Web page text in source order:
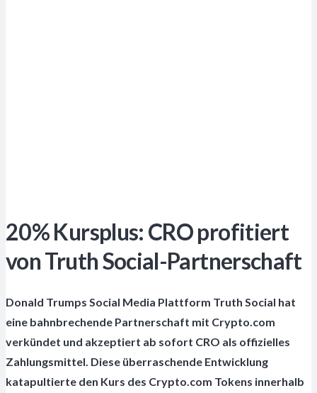
20% Kursplus: CRO profitiert
von Truth Social-Partnerschaft
Donald Trumps Social Media Plattform Truth Social hat
eine bahnbrechende Partnerschaft mit Crypto.com
verkündet und akzeptiert ab sofort CRO als offizielles
Zahlungsmittel. Diese überraschende Entwicklung
katapultierte den Kurs des Crypto.com Tokens innerhalb